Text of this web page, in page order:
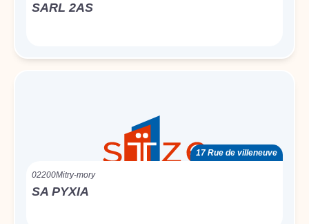
SARL 2AS
17 Rue de villeneuve
02200Mitry-mory
SA PYXIA